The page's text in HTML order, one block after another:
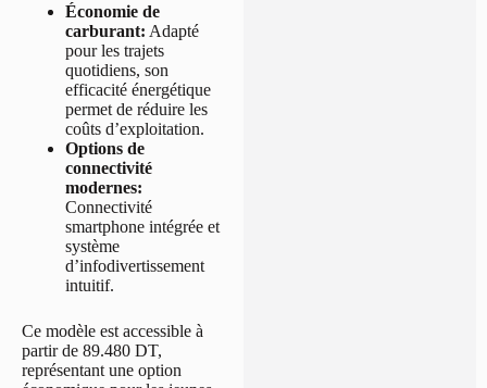
Économie de
carburant: Adapté
pour les trajets
quotidiens, son
efficacité énergétique
permet de réduire les
coûts d’exploitation.
Options de
connectivité
modernes:
Connectivité
smartphone intégrée et
système
d’infodivertissement
intuitif.
Ce modèle est accessible à
partir de 89.480 DT,
représentant une option